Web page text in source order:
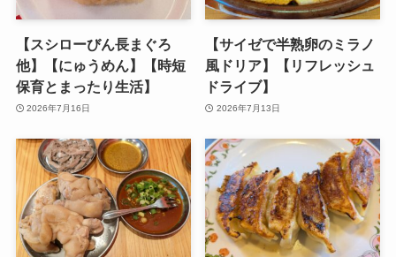
【スシローびん長まぐろ
他】【にゅうめん】【時短
保育とまったり生活】
2026年7月16日
【サイゼで半熟卵のミラノ
風ドリア】【リフレッシュ
ドライブ】
2026年7月13日